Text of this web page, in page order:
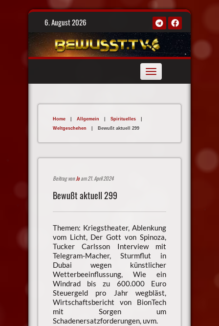
Skip
6. August 2026
Toggle
navigation
Home | Allgemein | Spirituelles
|
Weltgeschehen
| Bewußt aktuell 299
Beitrag vonJoam 21. April 2024
Bewußt aktuell 299
Themen: Kriegstheater, Ablenkung
vom Licht, Der Gott von Spinoza,
Tucker Carlsson Interview mit
Telegram-Macher, Sturmflut in
Dubai wegen künstlicher
Wetterbeeinflussung, Wie ein
Windrad bis zu 600.000 Euro
Steuergeld pro Jahr wegbläst,
Wirtschaftsbericht von BionTech
mit Sorgen um
Schadenersatzforderungen, uvm.